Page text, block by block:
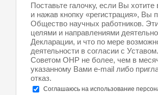
Поставьте галочку, если Вы
и нажав кнопку «регистрация», Вы
Общество научных работников.
целями и направлениями
Декларации, и что по мере
деятельности в согласии с
Советом ОНР не более, чем в
указанному Вами e-mail либо
отказ.
Соглашаюсь на использование